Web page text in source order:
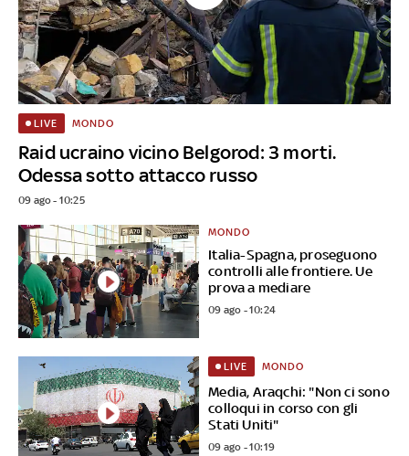
Raid ucraino vicino Belgorod: 3 morti.
Odessa sotto attacco russo
LIVE MONDO
09 ago - 10:25
Italia-Spagna, proseguono
controlli alle frontiere. Ue
prova a mediare
MONDO
09 ago - 10:24
Media, Araqchi: "Non ci sono
colloqui in corso con gli
Stati Uniti"
LIVE MONDO
09 ago - 10:19